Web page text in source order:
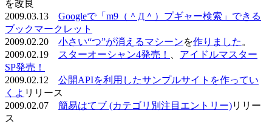
を改良
2009.03.13 Googleで「m9（＾Д＾）プギャー検索」できる
ブックマークレット
2009.02.20 小さい“つ”が消えるマシーンを作りました 。
2009.02.19
スターオーシャン4発売！
アイドルマスター
SP発売！
2009.02.12 公開APIを利用したサンプルサイトを作ってい
くよ リリース
2009.02.07 簡易はてブ (カテゴリ別注目エントリー)リリー
ス